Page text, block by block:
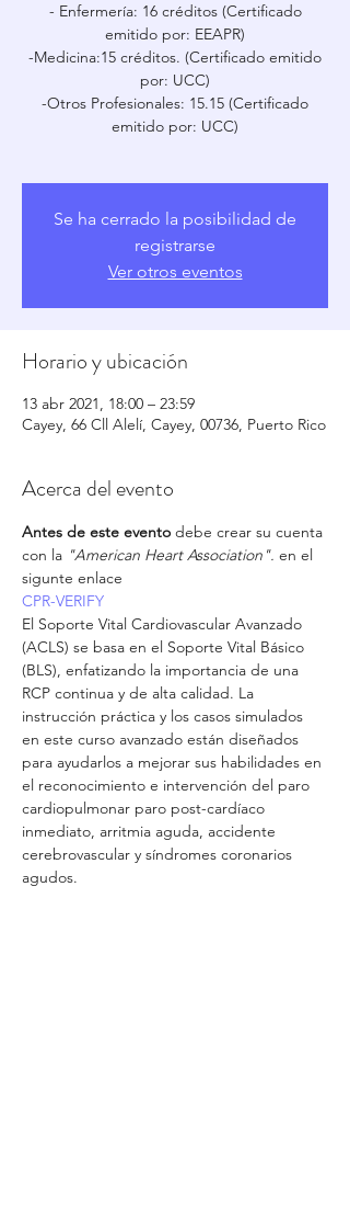
- Enfermería: 16 créditos (Certificado
emitido por: EEAPR)
-Medicina:15 créditos. (Certificado emitido
por: UCC)
-Otros Profesionales: 15.15 (Certificado
emitido por: UCC)
Se ha cerrado la posibilidad de
registrarse
Ver otros eventos
Horario y ubicación
13 abr 2021, 18:00 – 23:59
Cayey, 66 Cll Alelí, Cayey, 00736, Puerto Rico
Acerca del evento
Antes de este evento debe crear su cuenta
con la "American Heart Association". en el
sigunte enlace
CPR-VERIFY
El Soporte Vital Cardiovascular Avanzado
(ACLS) se basa en el Soporte Vital Básico
(BLS), enfatizando la importancia de una
RCP continua y de alta calidad. La
instrucción práctica y los casos simulados
en este curso avanzado están diseñados
para ayudarlos a mejorar sus habilidades en
el reconocimiento e intervención del paro
cardiopulmonar paro post-cardíaco
inmediato, arritmia aguda, accidente
cerebrovascular y síndromes coronarios
agudos.